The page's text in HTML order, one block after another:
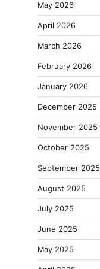
May 2026
April 2026
March 2026
February 2026
January 2026
December 2025
November 2025
October 2025
September 2025
August 2025
July 2025
June 2025
May 2025